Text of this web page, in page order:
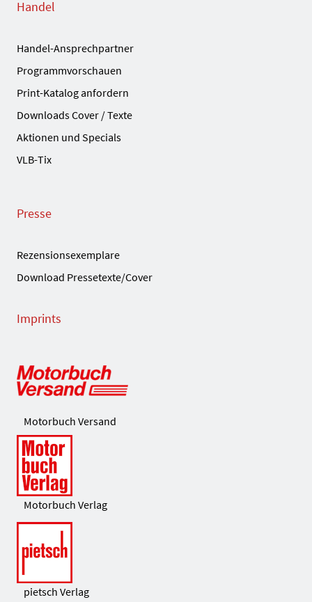
Handel
Handel-Ansprechpartner
Programmvorschauen
Print-Katalog anfordern
Downloads Cover / Texte
Aktionen und Specials
VLB-Tix
Presse
Rezensionsexemplare
Download Pressetexte/Cover
Imprints
Motorbuch Versand
Motorbuch Verlag
pietsch Verlag